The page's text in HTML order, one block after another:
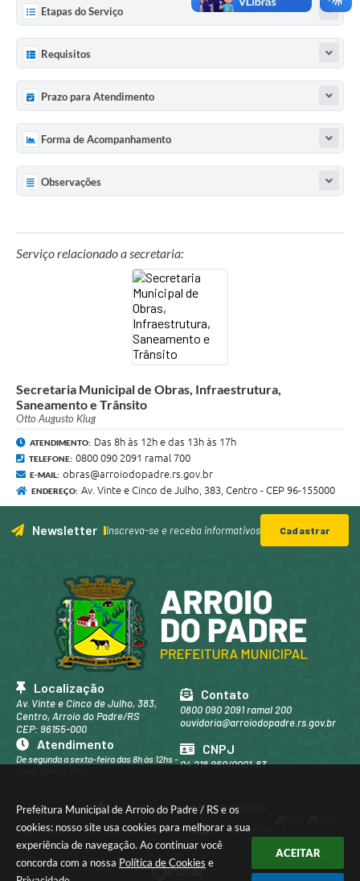
Prefeitura Municipal de Arroio do Padre / RS e os
cookies: nosso site usa cookies para melhorar a sua
experiência de navegação. Ao continuar você
concorda com a nossa Política de Cookies e
ACEITAR
Etapas do Serviço
Requisitos
Prazo para Atendimento
Forma de Acompanhamento
Observações
Serviço relacionado a secretaria:
Secretaria Municipal de Obras, Infraestrutura,
Saneamento e Trânsito
Otto Augusto Klug
ATENDIMENTO: Das 8h às 12h e das 13h às 17h
TELEFONE: 0800 090 2091 ramal 700
E-MAIL: obras@arroiodopadre.rs.gov.br
ENDEREÇO: Av. Vinte e Cinco de Julho, 383, Centro - CEP 96-155000
Newsletter Inscreva-se e receba informativos Cadastrar
Localização
Av. Vinte e Cinco de Julho, 383,
Centro, Arroio do Padre/RS
CEP: 96155-000
Contato
0800 090 2091 ramal 200
ouvidoria@arroiodopadre.rs.gov.br
Atendimento
De segunda a sexta-feira das 8h às 12hs -
CNPJ
04.218.960/0001-83
Versão do Sistema:3.5.3 - 19/06/2026
Portal atualizado em:05/08/2026 15:09 Dados Abertos